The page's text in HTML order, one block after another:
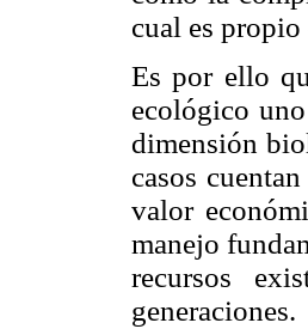
cual es
Es por ello
ecológico
dimensión
casos
valor
manejo
recursos
generaciones.